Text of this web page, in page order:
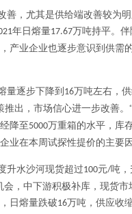
善，尤其是供给端改善较为
年日熔量17.67万吨持平。
产业企业也逐步意识到供需
量逐步下降到 16万吨左右，
推出，市场信心进一步改善
降至 5000万重箱的水平，库
业在本周试探性提价的主要
升水沙河现货超过100元/吨，
，中下游积极补库，现货
日熔量跌破16万吨，供应收